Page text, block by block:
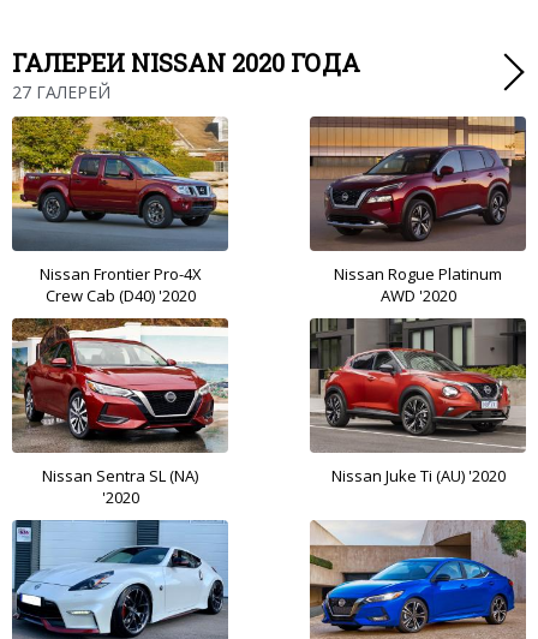
ГАЛЕРЕИ NISSAN 2020 ГОДА
27 ГАЛЕРЕЙ
Nissan Frontier Pro-4X
Crew Cab (D40) '2020
Nissan Rogue Platinum
AWD '2020
Nissan Sentra SL (NA)
'2020
Nissan Juke Ti (AU) '2020